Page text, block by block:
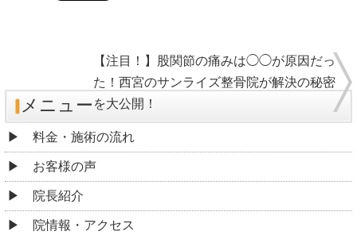
【注目！】股関節の痛みは◯◯が原因だっ
た！西宮のサンライズ整骨院が解決の秘密
を大公開！
メニュー
料金・施術の流れ
お客様の声
院長紹介
院情報・アクセス